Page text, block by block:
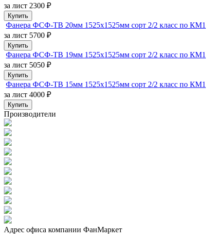
за лист 2300 ₽
Купить
Фанера ФСФ-ТВ 20мм 1525х1525мм сорт 2/2 класс по КМ1
за лист 5700 ₽
Купить
Фанера ФСФ-ТВ 19мм 1525х1525мм сорт 2/2 класс по КМ1
за лист 5050 ₽
Купить
Фанера ФСФ-ТВ 15мм 1525х1525мм сорт 2/2 класс по КМ1
за лист 4000 ₽
Купить
Производители
Адрес офиса компании ФанМаркет